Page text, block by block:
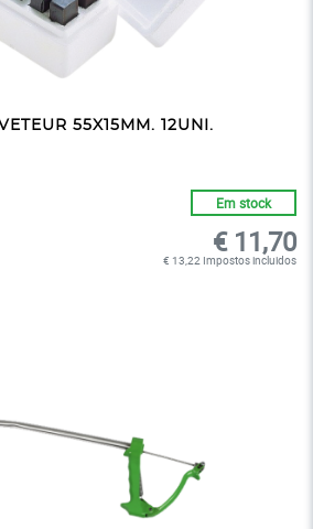
55X15MM. 12UNI.
Em stock
€ 11,70
€ 13,22 Impostos incluidos